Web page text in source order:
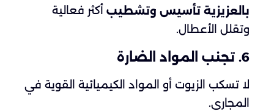
بالعزيزية تأسيس وتشطيب أكثر فعالية
وتقلل الأعطال.
6. تجنب المواد الضارة
لا تسكب الزيوت أو المواد الكيميائية القوية في
المجاري.